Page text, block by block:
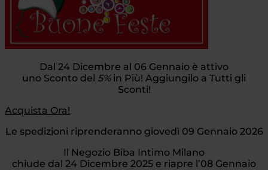
Dal 24 Dicembre al 06 Gennaio è attivo
uno Sconto del 5%in Più! Aggiungilo a Tutti gli
Sconti!
Acquista Ora!
Le spedizioni riprenderanno giovedì 09 Gennaio 2026
Il Negozio Biba Intimo Milano
chiude dal 24 Dicembre 2025 e riapre l’08 Gennaio